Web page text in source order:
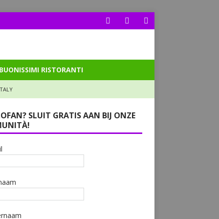
BUONISSIMI RISTORANTI
SLUIT GRATIS AAN BIJ ONZE